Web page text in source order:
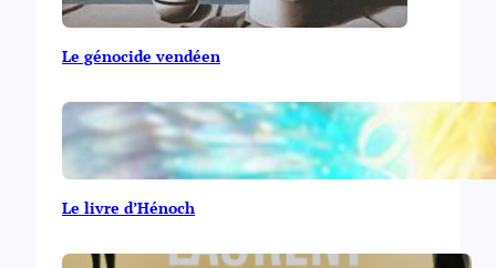
Le génocide vendéen
Le livre d’Hénoch